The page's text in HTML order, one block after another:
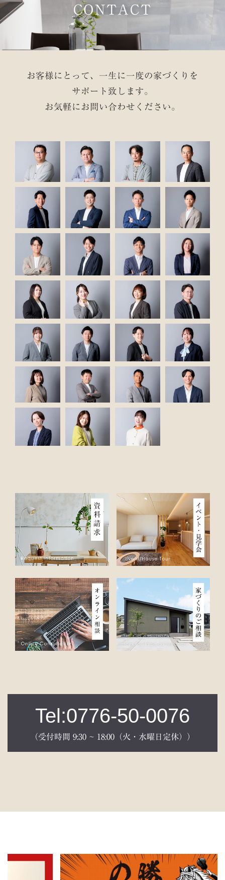
CONTACT
お客様にとって、一生に一度の家づくりを
サポート致します。
お気軽にお問い合わせください。
Tel:0776-50-0076
（受付時間 9:30 ~ 18:00（火・水曜日定休））